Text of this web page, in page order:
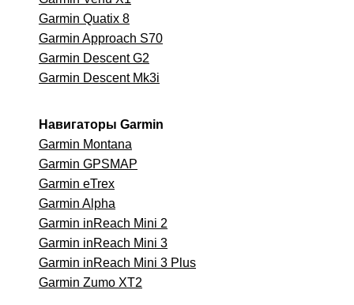
Garmin Quatix 8
Garmin Approach S70
Garmin Descent G2
Garmin Descent Mk3i
Навигаторы Garmin
Garmin Montana
Garmin GPSMAP
Garmin eTrex
Garmin Alpha
Garmin inReach Mini 2
Garmin inReach Mini 3
Garmin inReach Mini 3 Plus
Garmin Zumo XT2